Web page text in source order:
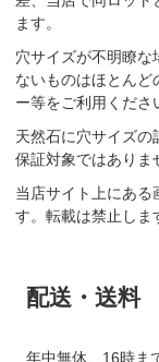
ます。
穴サイズが不明瞭
ないものはほとんど
ー等をご利用くださ
天然石に穴サイズの
保証対象ではありま
当店サイト上にある
す。転載は禁止しま
配送・送料
年中無休、16時ま